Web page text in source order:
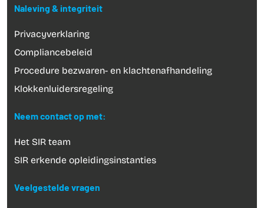
Naleving & integriteit
Privacyverklaring
Compliancebeleid
Procedure bezwaren- en klachtenafhandeling
Klokkenluidersregeling
Neem contact op met:
Het SIR team
SIR erkende opleidingsinstanties
Veelgestelde vragen